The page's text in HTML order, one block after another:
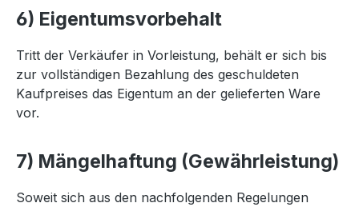
6) Eigentumsvorbehalt
Tritt der Verkäufer in Vorleistung, behält er sich bis
zur vollständigen Bezahlung des geschuldeten
Kaufpreises das Eigentum an der gelieferten Ware
vor.
7) Mängelhaftung (Gewährleistung)
Soweit sich aus den nachfolgenden Regelungen